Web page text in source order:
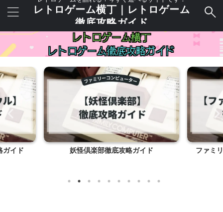
レトロゲーム横丁｜レトロゲーム
徹底攻略ガイド
ガイド 妖怪倶楽部徹底攻略ガイド ファミ